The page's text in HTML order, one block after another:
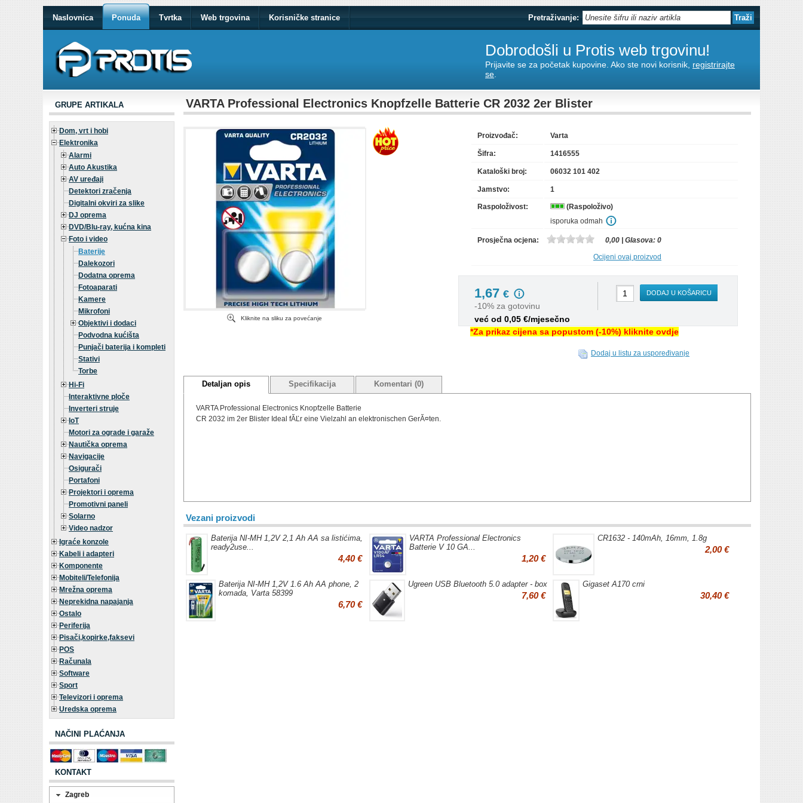
Naslovnica Ponuda Tvrtka Web trgovina Korisničke stranice Pretraživanje:
Dobrodošli u Protis web trgovinu!
Prijavite se za početak kupovine. Ako ste novi korisnik, registrirajte
se
GRUPE ARTIKALA
Dom, vrt i hobi
Elektronika
Alarmi
Auto Akustika
AV uređaji
Detektori zračenja
Digitalni okviri za slike
DJ oprema
DVD/Blu-ray, kućna kina
Foto i video
Baterije
Dalekozori
Dodatna oprema
Fotoaparati
Kamere
Mikrofoni
Objektivi i dodaci
Podvodna kućišta
Punjači baterija i kompleti
Stativi
Torbe
Hi-Fi
Interaktivne ploče
Inverteri struje
IoT
Motori za ograde i garaže
Nautička oprema
Navigacije
Osigurači
Portafoni
Projektori i oprema
Promotivni paneli
Solarno
Video nadzor
Igraće konzole
Kabeli i adapteri
Komponente
Mobiteli/Telefonija
Mrežna oprema
Neprekidna napajanja
Ostalo
Periferija
Pisači,kopirke,faksevi
POS
Računala
Software
Sport
Televizori i oprema
Uredska oprema
NAČINI PLAĆANJA
KONTAKT
Zagreb
VARTA Professional Electronics Knopfzelle Batterie CR 2032 2er Blister
Kliknite na sliku za povećanje
Proizvođač: Varta
Šifra: 1416555
Kataloški broj: 06032 101 402
Jamstvo: 1
Raspoloživost:
(Raspoloživo)
isporuka odmah
Prosječna ocjena: 0,00 | Glasova: 0
Ocijeni ovaj proizvod
1,67 €
-10% za gotovinu
već od 0,05 €/mjesečno
DODAJ U KOŠARICU
*Za prikaz cijena sa popustom (-10%) kliknite ovdje
Dodaj u listu za uspoređivanje
Detaljan opis Specifikacija Komentari (0)
VARTA Professional Electronics Knopfzelle Batterie
CR 2032 im 2er Blister Ideal fĂĽr eine Vielzahl an elektronischen GerĂ¤ten.
Vezani proizvodi
Baterija NI-MH 1,2V 2,1 Ah AA sa listićima,
ready2use...
4,40 €
VARTA Professional Electronics
Batterie V 10 GA...
1,20 €
CR1632 - 140mAh, 16mm, 1.8g
2,00 €
Baterija NI-MH 1,2V 1.6 Ah AA phone, 2
komada, Varta 58399
6,70 €
Ugreen USB Bluetooth 5.0 adapter - box
7,60 €
Gigaset A170 crni
30,40 €